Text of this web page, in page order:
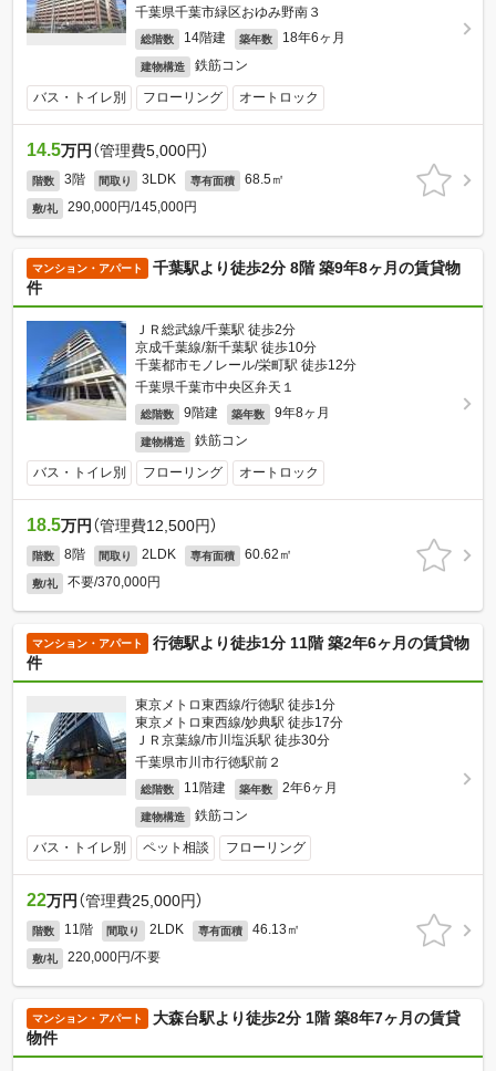
千葉県千葉市緑区おゆみ野南３
総階数 14階建 築年数 18年6ヶ月
建物構造 鉄筋コン
バス・トイレ別 フローリング オートロック
14.5万円 （管理費5,000円）
階数 3階 間取り 3LDK 専有面積 68.5㎡
敷/礼 290,000円/145,000円
マンション・アパート
千葉駅より徒歩2分 8階 築9年8ヶ月の賃貸物
件
ＪＲ総武線/千葉駅 徒歩2分
京成千葉線/新千葉駅 徒歩10分
千葉都市モノレール/栄町駅 徒歩12分
千葉県千葉市中央区弁天１
総階数 9階建 築年数 9年8ヶ月
建物構造 鉄筋コン
バス・トイレ別 フローリング オートロック
18.5万円 （管理費12,500円）
階数 8階 間取り 2LDK 専有面積 60.62㎡
敷/礼 不要/370,000円
マンション・アパート
行徳駅より徒歩1分 11階 築2年6ヶ月の賃貸物
件
東京メトロ東西線/行徳駅 徒歩1分
東京メトロ東西線/妙典駅 徒歩17分
ＪＲ京葉線/市川塩浜駅 徒歩30分
千葉県市川市行徳駅前２
総階数 11階建 築年数 2年6ヶ月
建物構造 鉄筋コン
バス・トイレ別 ペット相談 フローリング
22万円 （管理費25,000円）
階数 11階 間取り 2LDK 専有面積 46.13㎡
敷/礼 220,000円/不要
マンション・アパート
大森台駅より徒歩2分 1階 築8年7ヶ月の賃貸
物件